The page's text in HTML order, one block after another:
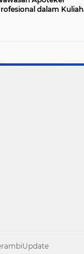
dalam Kuliah